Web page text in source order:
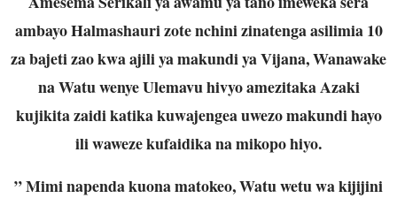
ambayo Halmashauri zote nchini zinatenga asilimia 10
za bajeti zao kwa ajili ya makundi ya Vijana, Wanawake
na Watu wenye Ulemavu hivyo amezitaka Azaki
kujikita zaidi katika kuwajengea uwezo makundi hayo
ili waweze kufaidika na mikopo hiyo.
” Mimi napenda kuona matokeo, Watu wetu wa kijijini